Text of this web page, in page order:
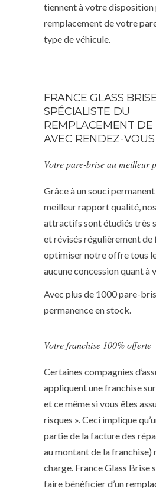
tiennent à votre disposition
remplacement de votre
type de véhicule.
FRANCE GLASS
SPÉCIALISTE DU
REMPLACEMENT DE
AVEC RENDEZ-VOUS
Votre pare-brise au meilleur
Grâce à un souci
meilleur rapport qualité,
attractifs sont étudiés très
et révisés régulièrement de
optimiser notre offre tous
aucune concession quant à
Avec plus de 1000 pare-
permanence en stock.
Votre franchise 100% offerte
Certaines compagnies
appliquent une franchise
et ce même si vous êtes
risques ». Ceci implique
partie de la facture des
au montant de la franchise)
charge. France Glass Brise
faire bénéficier d’un